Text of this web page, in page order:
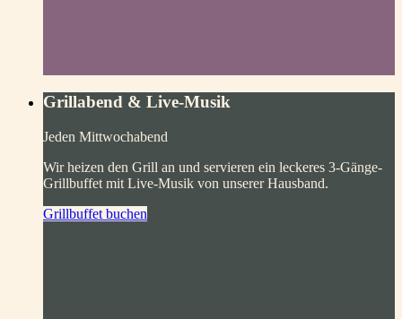
Grillabend & Live-Musik
Jeden Mittwochabend
Wir heizen den Grill an und servieren ein leckeres 3-Gänge-
Grillbuffet mit Live-Musik von unserer Hausband.
Grillbuffet buchen